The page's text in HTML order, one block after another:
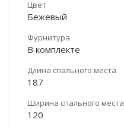
Цвет
Бежевый
Фурнитура
В комплекте
Длина спального места
187
Ширина спального места
120